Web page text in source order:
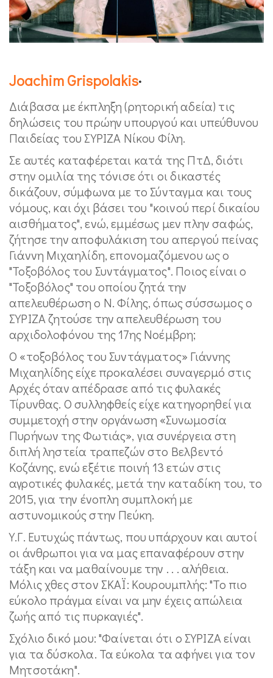
Joachim Grispolakis·
Διάβασα με έκπληξη (ρητορική αδεία) τις
δηλώσεις του πρώην υπουργού και υπεύθυνου
Παιδείας του ΣΥΡΙΖΑ Νίκου Φίλη.
Σε αυτές καταφέρεται κατά της ΠτΔ, διότι
στην ομιλία της τόνισε ότι οι δικαστές
δικάζουν, σύμφωνα με το Σύνταγμα και τους
νόμους, και όχι βάσει του "κοινού περί δικαίου
αισθήματος", ενώ, εμμέσως μεν πλην σαφώς,
ζήτησε την αποφυλάκιση του απεργού πείνας
Γιάννη Μιχαηλίδη, επονομαζόμενου ως ο
"Τοξοβόλος του Συντάγματος". Ποιος είναι ο
"Τοξοβόλος" του οποίου ζητά την
απελευθέρωση ο Ν. Φίλης, όπως σύσσωμος ο
ΣΥΡΙΖΑ ζητούσε την απελευθέρωση του
αρχιδολοφόνου της 17ης Νοέμβρη;
Ο «τοξοβόλος του Συντάγματος» Γιάννης
Μιχαηλίδης είχε προκαλέσει συναγερμό στις
Αρχές όταν απέδρασε από τις φυλακές
Τίρυνθας. Ο συλληφθείς είχε κατηγορηθεί για
συμμετοχή στην οργάνωση «Συνωμοσία
Πυρήνων της Φωτιάς», για συνέργεια στη
διπλή ληστεία τραπεζών στο Βελβεντό
Κοζάνης, ενώ εξέτιε ποινή 13 ετών στις
αγροτικές φυλακές, μετά την καταδίκη του, το
2015, για την ένοπλη συμπλοκή με
αστυνομικούς στην Πεύκη.
Υ.Γ. Ευτυχώς πάντως, που υπάρχουν και αυτοί
οι άνθρωποι για να μας επαναφέρουν στην
τάξη και να μαθαίνουμε την . . . αλήθεια.
Μόλις χθες στον ΣΚΑΪ: Κουρουμπλής: "Το πιο
εύκολο πράγμα είναι να μην έχεις απώλεια
ζωής από τις πυρκαγιές".
Σχόλιο δικό μου: "Φαίνεται ότι ο ΣΥΡΙΖΑ είναι
για τα δύσκολα. Τα εύκολα τα αφήνει για τον
Μητσοτάκη".